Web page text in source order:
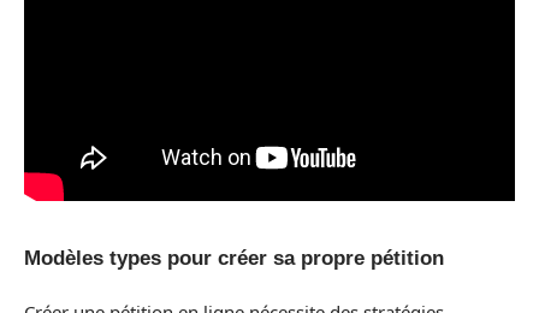
Modèles types pour créer sa propre pétition